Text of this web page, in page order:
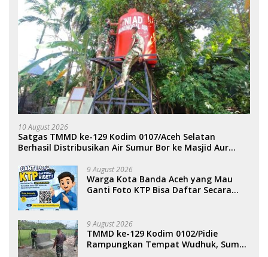
10 August 2026
Satgas TMMD ke-129 Kodim 0107/Aceh Selatan
Berhasil Distribusikan Air Sumur Bor ke Masjid Aur
9 August 2026
Warga Kota Banda Aceh yang Mau
Ganti Foto KTP Bisa Daftar Secara
9 August 2026
TMMD ke-129 Kodim 0102/Pidie
Rampungkan Tempat Wudhuk, Sumur